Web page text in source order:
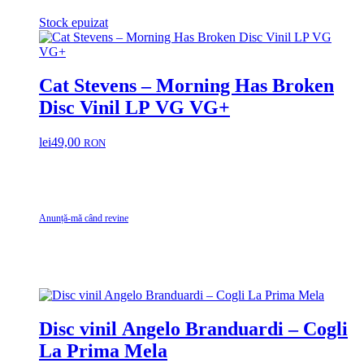
Stock epuizat
Cat Stevens – Morning Has Broken
Disc Vinil LP VG VG+
lei49,00 RON
Anunță-mă când revine
Disc vinil Angelo Branduardi – Cogli
La Prima Mela